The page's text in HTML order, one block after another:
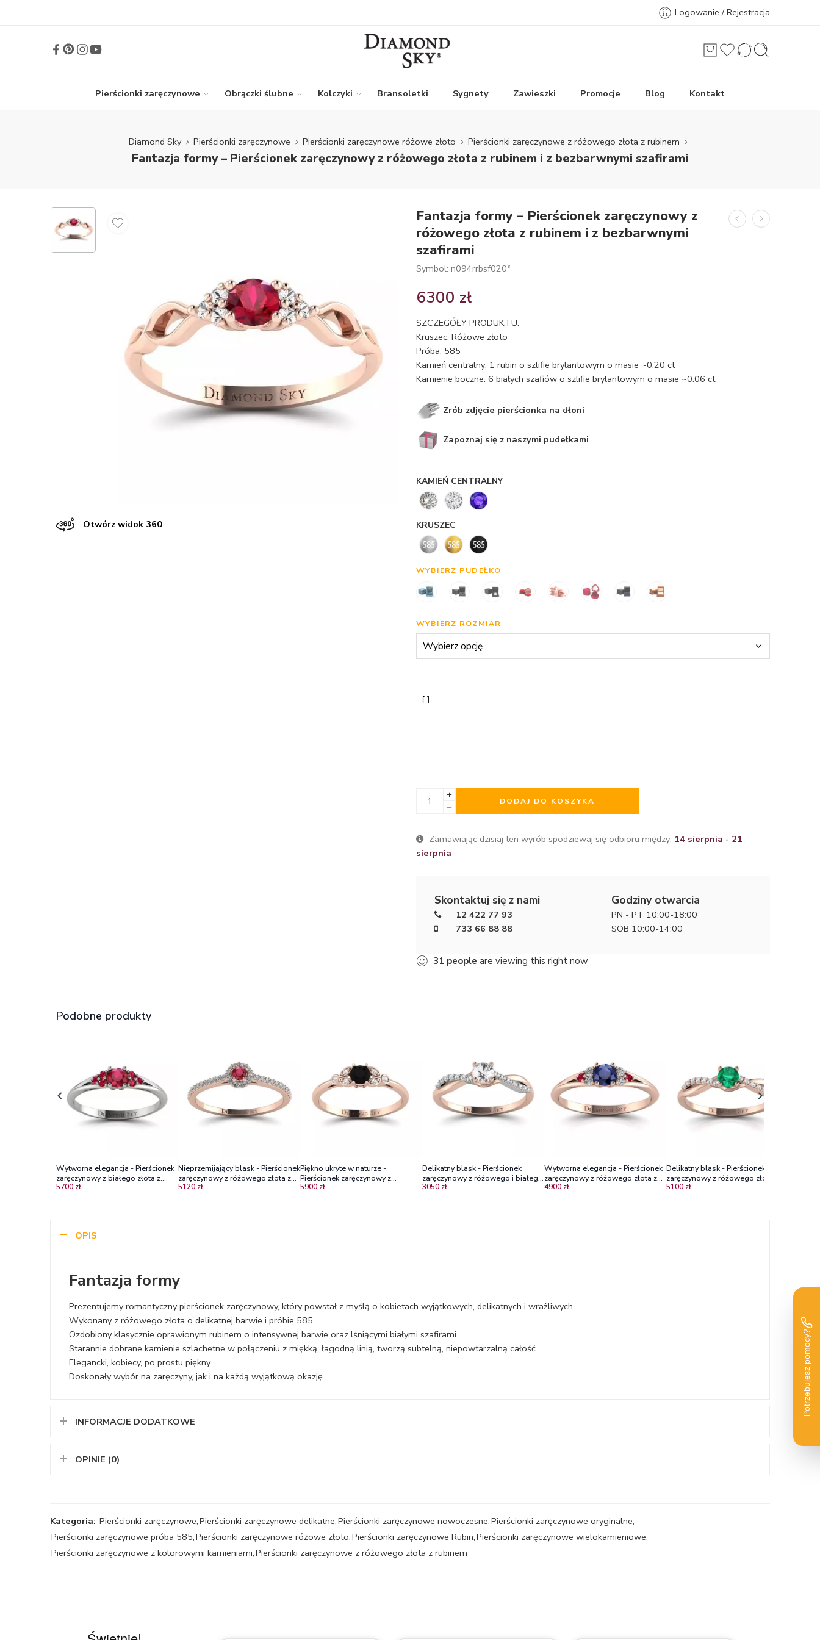
Logowanie / Rejestracja
Pierścionki zaręczynowe Obrączki ślubne Kolczyki Bransoletki Sygnety Zawieszki Promocje Blog Kontakt
Diamond Sky Pierścionki zaręczynowe Pierścionki zaręczynowe różowe złoto Pierścionki zaręczynowe z różowego złota z rubinem
Fantazja formy – Pierścionek zaręczynowy z różowego złota z rubinem i z bezbarwnymi szafirami
Otwórz widok 360
Fantazja formy – Pierścionek zaręczynowy z
różowego złota z rubinem i z bezbarwnymi
szafirami
Symbol: n094rrbsf020*
6300 zł
SZCZEGÓŁY PRODUKTU:
Kruszec: Różowe złoto
Próba: 585
Kamień centralny: 1 rubin o szlifie brylantowym o masie ~0.20 ct
Kamienie boczne: 6 białych szafiów o szlifie brylantowym o masie ~0.06 ct
Zrób zdjęcie pierścionka na dłoni
Zapoznaj się z naszymi pudełkami
KAMIEŃ CENTRALNY
KRUSZEC
WYBIERZ PUDEŁKO
WYBIERZ ROZMIAR
DODAJ DO KOSZYKA
Zamawiając dzisiaj ten wyrób spodziewaj się odbioru między: 14 sierpnia - 21
sierpnia
Skontaktuj się z nami
12 422 77 93
733 66 88 88
Godziny otwarcia
PN - PT 10:00-18:00
SOB 10:00-14:00
31 people are viewing this right now
Podobne produkty
Wytworna elegancja - Pierścionek
zaręczynowy z białego złota z
rubinami
5700 zł
Nieprzemijający blask - Pierścionek
zaręczynowy z różowego złota z
rubinem i diamentami
5120 zł
Piękno ukryte w naturze -
Pierścionek zaręczynowy z
różowego złota z czarnym
5900 zł
Delikatny blask - Pierścionek
zaręczynowy z różowego i białego
złota z białymi szafirami
3050 zł
Wytworna elegancja - Pierścionek
zaręczynowy z różowego złota z
szafirem, diamentami i rubinami
4900 zł
Delikatny blask - Pierścionek
zaręczynowy z różowego złota ze
szmaragdem białymi szafirami
5100 zł
OPIS
Fantazja formy
Prezentujemy romantyczny pierścionek zaręczynowy, który powstał z myślą o kobietach wyjątkowych, delikatnych i wrażliwych.
Wykonany z różowego złota o delikatnej barwie i próbie 585.
Ozdobiony klasycznie oprawionym rubinem o intensywnej barwie oraz lśniącymi białymi szafirami.
Starannie dobrane kamienie szlachetne w połączeniu z miękką, łagodną linią, tworzą subtelną, niepowtarzalną całość.
Elegancki, kobiecy, po prostu piękny.
Doskonały wybór na zaręczyny, jak i na każdą wyjątkową okazję.
INFORMACJE DODATKOWE
OPINIE (0)
Kategoria: Pierścionki zaręczynowe,Pierścionki zaręczynowe delikatne,Pierścionki zaręczynowe nowoczesne,Pierścionki zaręczynowe oryginalne,
Pierścionki zaręczynowe próba 585,Pierścionki zaręczynowe różowe złoto,Pierścionki zaręczynowe Rubin,Pierścionki zaręczynowe wielokamieniowe,
Pierścionki zaręczynowe z kolorowymi kamieniami,Pierścionki zaręczynowe z różowego złota z rubinem